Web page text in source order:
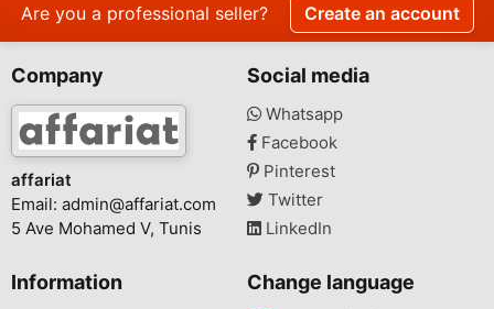
Are you a professional seller? Create an account
Company
affariat
Email: admin@affariat.com
5 Ave Mohamed V, Tunis
Social media
Whatsapp
Facebook
Pinterest
Twitter
LinkedIn
Information Change language